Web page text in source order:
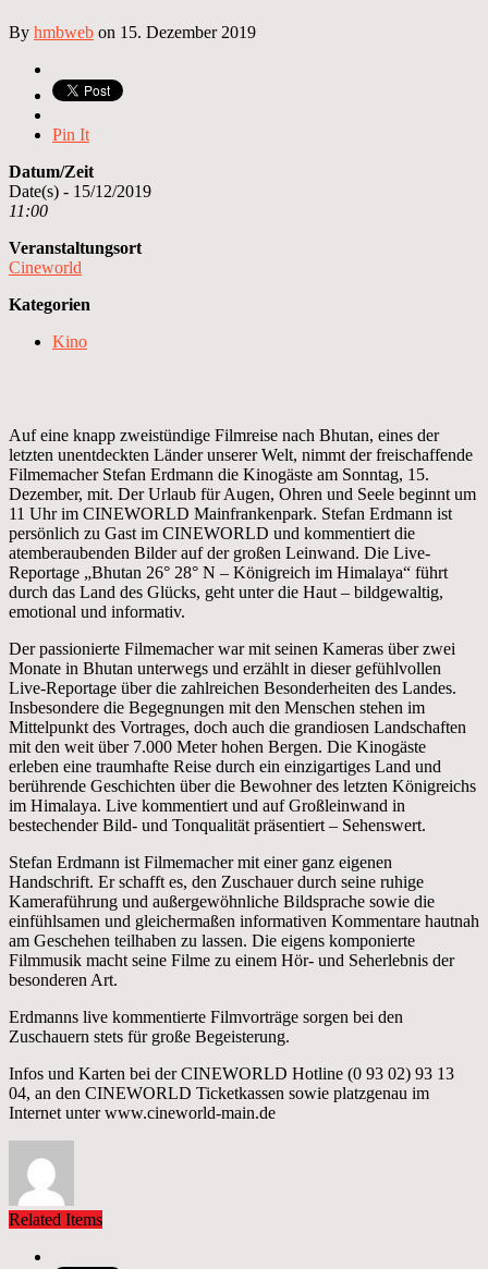
By hmbweb on 15. Dezember 2019
Pin It
Datum/Zeit
Date(s) - 15/12/2019
11:00
Veranstaltungsort
Cineworld
Kategorien
Kino
Auf eine knapp zweistündige Filmreise nach Bhutan, eines der
letzten unentdeckten Länder unserer Welt, nimmt der freischaffende
Filmemacher Stefan Erdmann die Kinogäste am Sonntag, 15.
Dezember, mit. Der Urlaub für Augen, Ohren und Seele beginnt um
11 Uhr im CINEWORLD Mainfrankenpark. Stefan Erdmann ist
persönlich zu Gast im CINEWORLD und kommentiert die
atemberaubenden Bilder auf der großen Leinwand. Die Live-
Reportage „Bhutan 26° 28° N – Königreich im Himalaya“ führt
durch das Land des Glücks, geht unter die Haut – bildgewaltig,
emotional und informativ.
Der passionierte Filmemacher war mit seinen Kameras über zwei
Monate in Bhutan unterwegs und erzählt in dieser gefühlvollen
Live-Reportage über die zahlreichen Besonderheiten des Landes.
Insbesondere die Begegnungen mit den Menschen stehen im
Mittelpunkt des Vortrages, doch auch die grandiosen Landschaften
mit den weit über 7.000 Meter hohen Bergen. Die Kinogäste
erleben eine traumhafte Reise durch ein einzigartiges Land und
berührende Geschichten über die Bewohner des letzten Königreichs
im Himalaya. Live kommentiert und auf Großleinwand in
bestechender Bild- und Tonqualität präsentiert – Sehenswert.
Stefan Erdmann ist Filmemacher mit einer ganz eigenen
Handschrift. Er schafft es, den Zuschauer durch seine ruhige
Kameraführung und außergewöhnliche Bildsprache sowie die
einfühlsamen und gleichermaßen informativen Kommentare hautnah
am Geschehen teilhaben zu lassen. Die eigens komponierte
Filmmusik macht seine Filme zu einem Hör- und Seherlebnis der
besonderen Art.
Erdmanns live kommentierte Filmvorträge sorgen bei den
Zuschauern stets für große Begeisterung.
Infos und Karten bei der CINEWORLD Hotline (0 93 02) 93 13
04, an den CINEWORLD Ticketkassen sowie platzgenau im
Internet unter www.cineworld-main.de
Related Items